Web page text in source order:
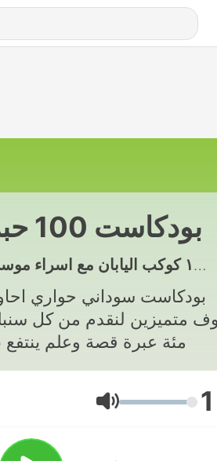
بودكاست 100 حبه
بودكاست سوداني حواري
متميزين لنقدم من كل
مئة عبرة قصة وعلم ينتفع
Ses 1